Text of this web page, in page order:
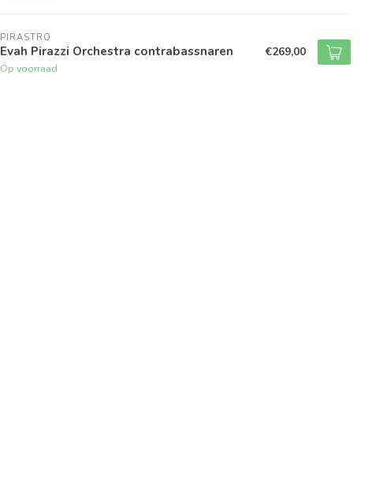
PIRASTRO
Evah Pirazzi Orchestra contrabassnaren
Op voorraad
€269,00